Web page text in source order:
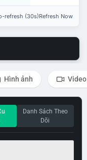
refresh (30s)Refresh Now
Hình ảnh Video
Danh Sách Theo
Dõi